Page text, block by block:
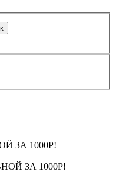
ЗА 1000Р!